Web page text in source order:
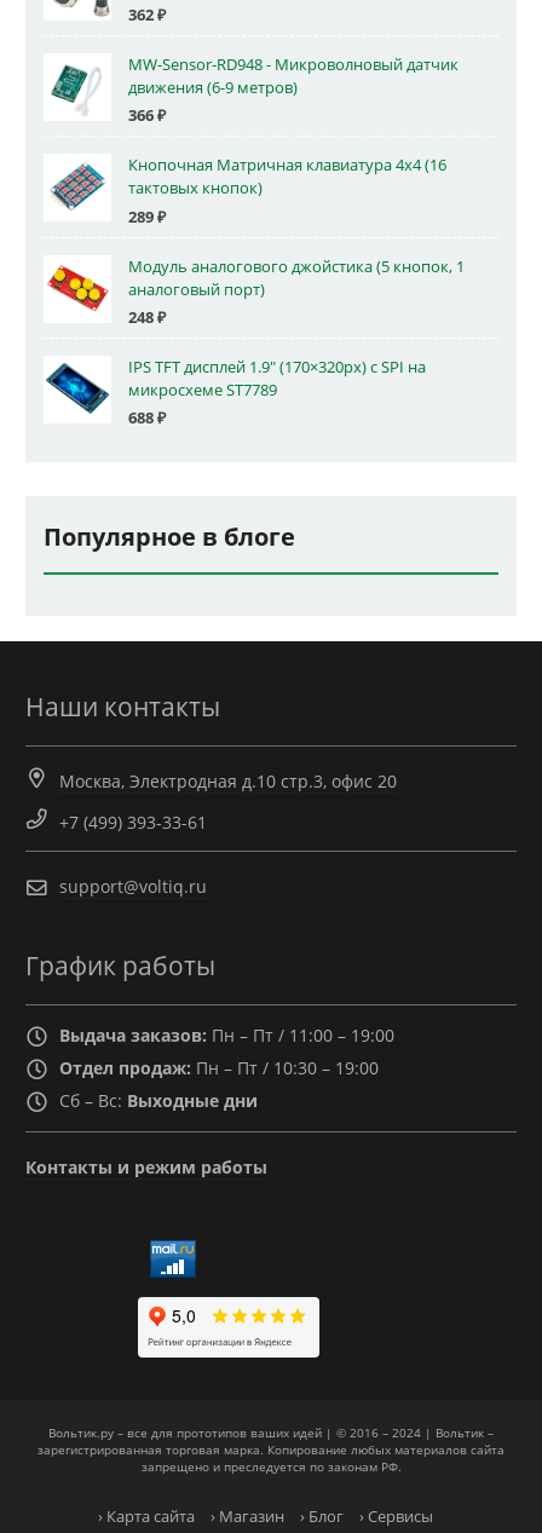
362₽
MW-Sensor-RD948 - Микроволновый датчик
движения (6-9 метров)
366₽
Кнопочная Матричная клавиатура 4x4 (16
тактовых кнопок)
289₽
Модуль аналогового джойстика (5 кнопок, 1
аналоговый порт)
248₽
IPS TFT дисплей 1.9" (170×320px) с SPI на
микросхеме ST7789
688₽
Популярное в блоге
Наши контакты
Москва, Электродная д.10 стр.3, офис 20
+7 (499) 393-33-61
support@voltiq.ru
График работы
Выдача заказов: Пн – Пт / 11:00 – 19:00
Отдел продаж: Пн – Пт / 10:30 – 19:00
Сб – Вс: Выходные дни
Контакты и режим работы
Вольтик.ру – все для прототипов ваших идей | © 2016 – 2024 | Вольтик –
зарегистрированная торговая марка. Копирование любых материалов сайта
запрещено и преследуется по законам РФ.
› Карта сайта › Магазин › Блог › Сервисы